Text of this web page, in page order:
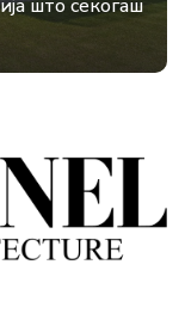
што секогаш